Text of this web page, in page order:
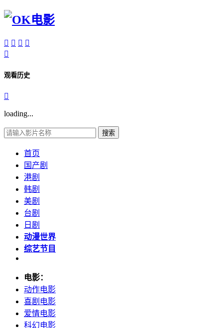
   

观看历史

loading...
搜索
首页
国产剧
港剧
韩剧
美剧
台剧
日剧
动漫世界
综艺节目
电影：
动作电影
喜剧电影
爱情电影
科幻电影